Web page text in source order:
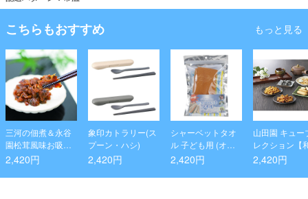
こちらもおすすめ もっと見る
三河の佃煮＆永谷
園松茸風味お吸物
セット
2,420円
象印カトラリー(ス
プーン・ハシ)
2,420円
シャーベットタオ
ル 子ども用 (オレ
ンジ)
2,420円
山田園 キュー
レクション【
緑茶詰合せ】
2,420円